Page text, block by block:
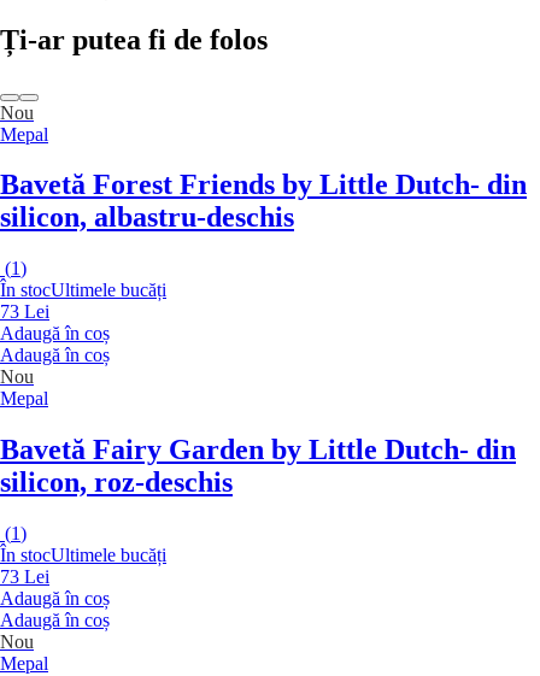
Ți-ar putea fi de folos
Nou
Mepal
Bavetă Forest Friends by Little Dutch- din
silicon, albastru-deschis
(1)
În stocUltimele bucăți
73 Lei
Adaugă în coș
Adaugă în coș
Nou
Mepal
Bavetă Fairy Garden by Little Dutch- din
silicon, roz-deschis
(1)
În stocUltimele bucăți
73 Lei
Adaugă în coș
Adaugă în coș
Nou
Mepal